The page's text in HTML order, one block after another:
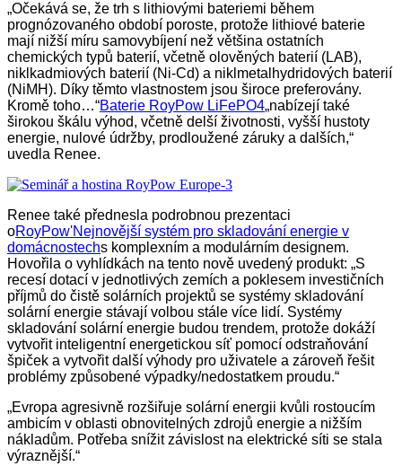
„Očekává se, že trh s lithiovými bateriemi během
prognózovaného období poroste, protože lithiové baterie
mají nižší míru samovybíjení než většina ostatních
chemických typů baterií, včetně olověných baterií (LAB),
niklkadmiových baterií (Ni-Cd) a niklmetalhydridových baterií
(NiMH). Díky těmto vlastnostem jsou široce preferovány.
Kromě toho…“Baterie RoyPow LiFePO4„nabízejí také
širokou škálu výhod, včetně delší životnosti, vyšší hustoty
energie, nulové údržby, prodloužené záruky a dalších,“
uvedla Renee.
Renee také přednesla podrobnou prezentaci
oRoyPow'Nejnovější systém pro skladování energie v
domácnostechs komplexním a modulárním designem.
Hovořila o vyhlídkách na tento nově uvedený produkt: „S
recesí dotací v jednotlivých zemích a poklesem investičních
příjmů do čistě solárních projektů se systémy skladování
solární energie stávají volbou stále více lidí. Systémy
skladování solární energie budou trendem, protože dokáží
vytvořit inteligentní energetickou síť pomocí odstraňování
špiček a vytvořit další výhody pro uživatele a zároveň řešit
problémy způsobené výpadky/nedostatkem proudu.“
„Evropa agresivně rozšiřuje solární energii kvůli rostoucím
ambicím v oblasti obnovitelných zdrojů energie a nižším
nákladům. Potřeba snížit závislost na elektrické síti se stala
výraznější.“